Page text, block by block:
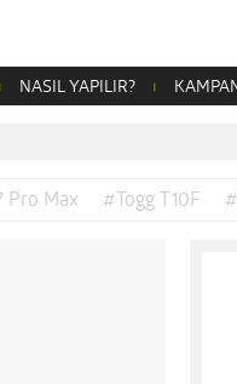
NASIL YAPILIR?
Pro Max #Togg T10F